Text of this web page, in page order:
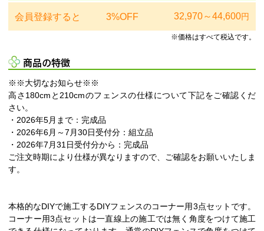
会員登録すると 3%OFF 32,970～44,600円
※価格はすべて税込です。
商品の特徴
※※大切なお知らせ※※
高さ180cmと210cmのフェンスの仕様について下記をご確認くだ
さい。
・2026年5月まで：完成品
・2026年6月～7月30日受付分：組立品
・2026年7月31日受付分から：完成品
ご注文時期により仕様が異なりますので、ご確認をお願いいたしま
す。
本格的なDIYで施工するDIYフェンスのコーナー用3点セットです。
コーナー用3点セットは一直線上の施工では無く角度をつけて施工